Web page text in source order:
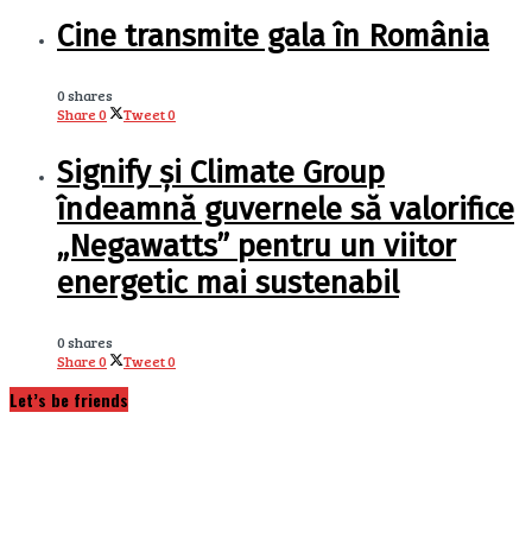
Cine transmite gala în România
0 shares
Share0 Tweet0
Signify și Climate Group
îndeamnă guvernele să valorifice
„Negawatts” pentru un viitor
energetic mai sustenabil
0 shares
Share0 Tweet0
Let’s be friends